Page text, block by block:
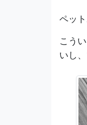
ペッ
こう
いし